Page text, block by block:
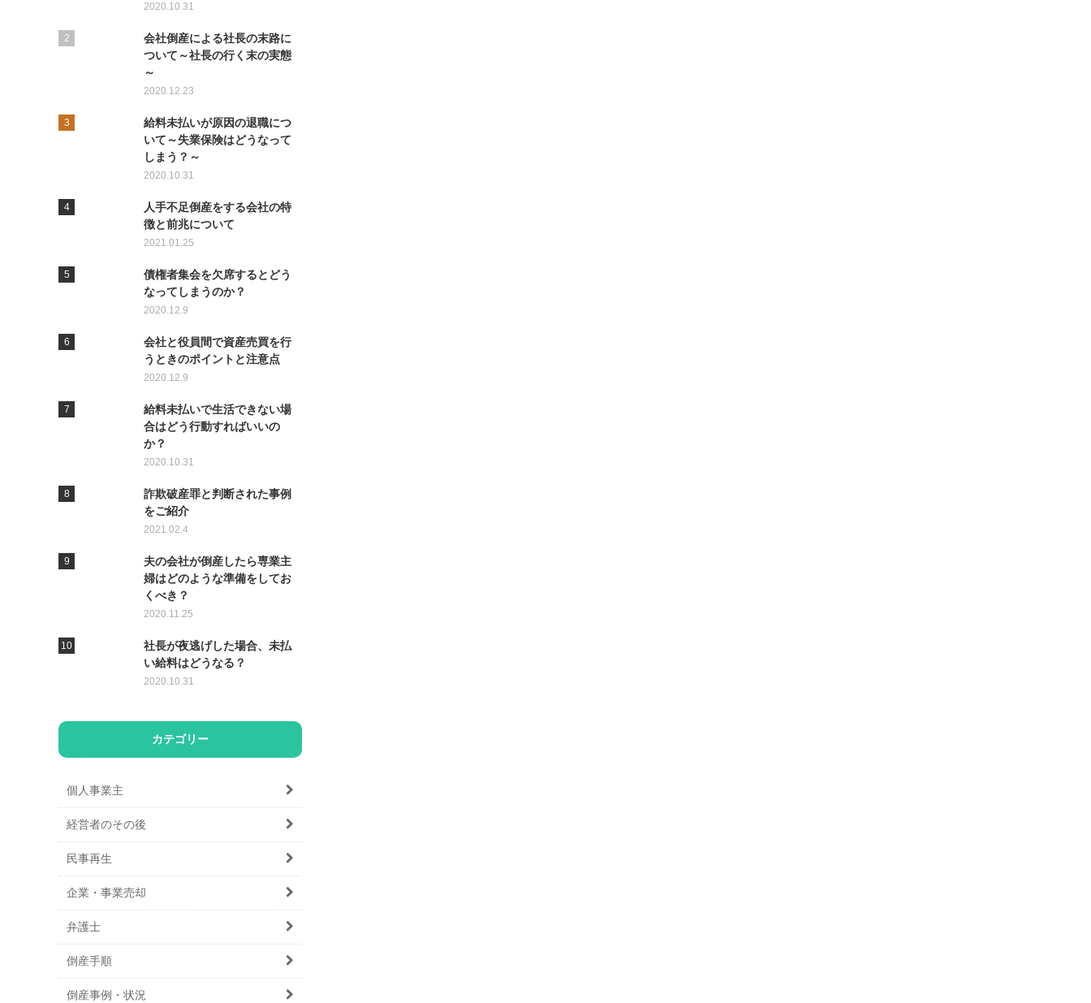
2020.10.31
会社倒産による社長の末路に
ついて～社長の行く末の実態
～
2020.12.23
給料未払いが原因の退職につ
いて～失業保険はどうなって
しまう？～
2020.10.31
人手不足倒産をする会社の特
徴と前兆について
2021.01.25
債権者集会を欠席するとどう
なってしまうのか？
2020.12.9
会社と役員間で資産売買を行
うときのポイントと注意点
2020.12.9
給料未払いで生活できない場
合はどう行動すればいいの
か？
2020.10.31
詐欺破産罪と判断された事例
をご紹介
2021.02.4
夫の会社が倒産したら専業主
婦はどのような準備をしてお
くべき？
2020.11.25
社長が夜逃げした場合、未払
い給料はどうなる？
2020.10.31
カテゴリー
個人事業主
経営者のその後
民事再生
企業・事業売却
弁護士
倒産手順
倒産事例・状況